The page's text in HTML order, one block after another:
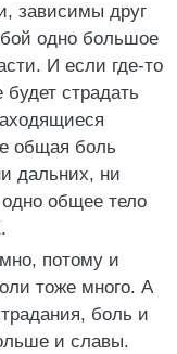
зависимы друг
одно большое
И если где-то
страдать
общая боль
дальних, ни
общее тело
потому и
тоже много. А
боль и
и славы.